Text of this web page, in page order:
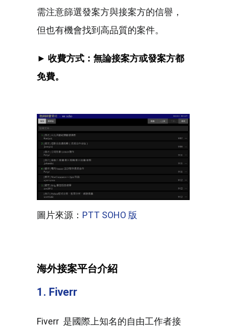
需注意篩選發案方與接案方的信譽，
但也有機會找到高品質的案件。
► 收費方式：無論接案方或發案方都
免費。
圖片來源： PTT SOHO 版
海外接案平台介紹
1. Fiverr
Fiverr 是國際上知名的自由工作者接